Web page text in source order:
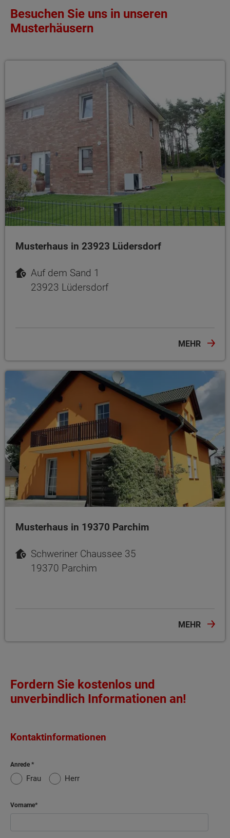
Besuchen Sie uns in unseren
Musterhäusern
Musterhaus in 23923 Lüdersdorf
Auf dem Sand 1
23923 Lüdersdorf
MEHR
Musterhaus in 19370 Parchim
Schweriner Chaussee 35
19370 Parchim
MEHR
Fordern Sie kostenlos und
unverbindlich Informationen an!
Kontaktinformationen
Anrede
Frau Herr
Vorname